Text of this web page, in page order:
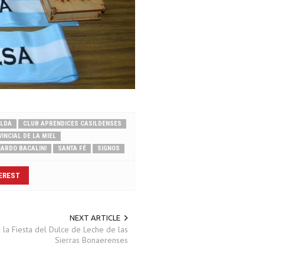
CLUB APRENDICES CASILDENSES
DE LA MIEL
BACALINI SANTA FÉ SIGNOS
NEXT ARTICLE
la Fiesta del Dulce de Leche de las
Sierras Bonaerenses